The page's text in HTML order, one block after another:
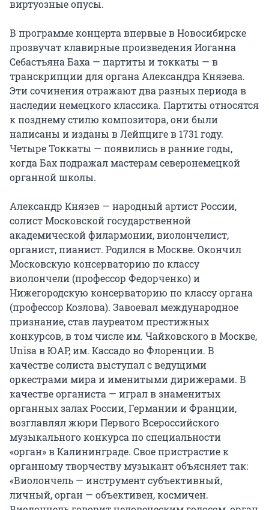
виртуозные опусы.
В программе концерта впервые в Новосибирске
прозвучат клавирные произведения Иоганна
Себастьяна Баха — партиты и токкаты — в
транскрипции для органа Александра Князева.
Эти сочинения отражают два разных периода в
наследии немецкого классика. Партиты относятся
к позднему стилю композитора, они были
написаны и изданы в Лейпциге в 1731 году.
Четыре Токкаты — появились в ранние годы,
когда Бах подражал мастерам северонемецкой
органной школы.
Александр Князев — народный артист России,
солист Московской государственной
академической филармонии, виолончелист,
органист, пианист. Родился в Москве. Окончил
Московскую консерваторию по классу
виолончели (профессор Федорченко) и
Нижегородскую консерваторию по классу органа
(профессор Козлова). Завоевал международное
признание, став лауреатом престижных
конкурсов, в том числе им. Чайковского в Москве,
Unisa в ЮАР, им. Кассадо во Флоренции. В
качестве солиста выступал с ведущими
оркестрами мира и именитыми дирижерами. В
качестве органиста — играл в знаменитых
органных залах России, Германии и Франции,
возглавлял жюри Первого Всероссийского
музыкального конкурса по специальности
«орган» в Калининграде. Свое пристрастие к
органному творчеству музыкант объясняет так:
«Виолончель — инструмент субъективный,
личный, орган — объективен, космичен.